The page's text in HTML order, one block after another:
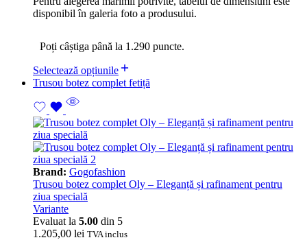
disponibil în galeria foto a produsului.
Poți câștiga până la 1.290 puncte.
Selectează opțiunile
Trusou botez complet fetiță
Brand: Gogofashion
Trusou botez complet Oly – Eleganță și rafinament pentru
ziua specială
Variante
Evaluat la 5.00 din 5
1.205,00 lei TVA inclus